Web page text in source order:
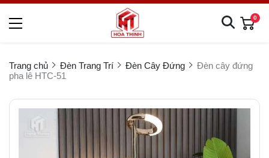
0
Trang chủ Đèn Trang Trí Đèn Cây Đứng
Đèn cây đứng
pha lê HTC-51